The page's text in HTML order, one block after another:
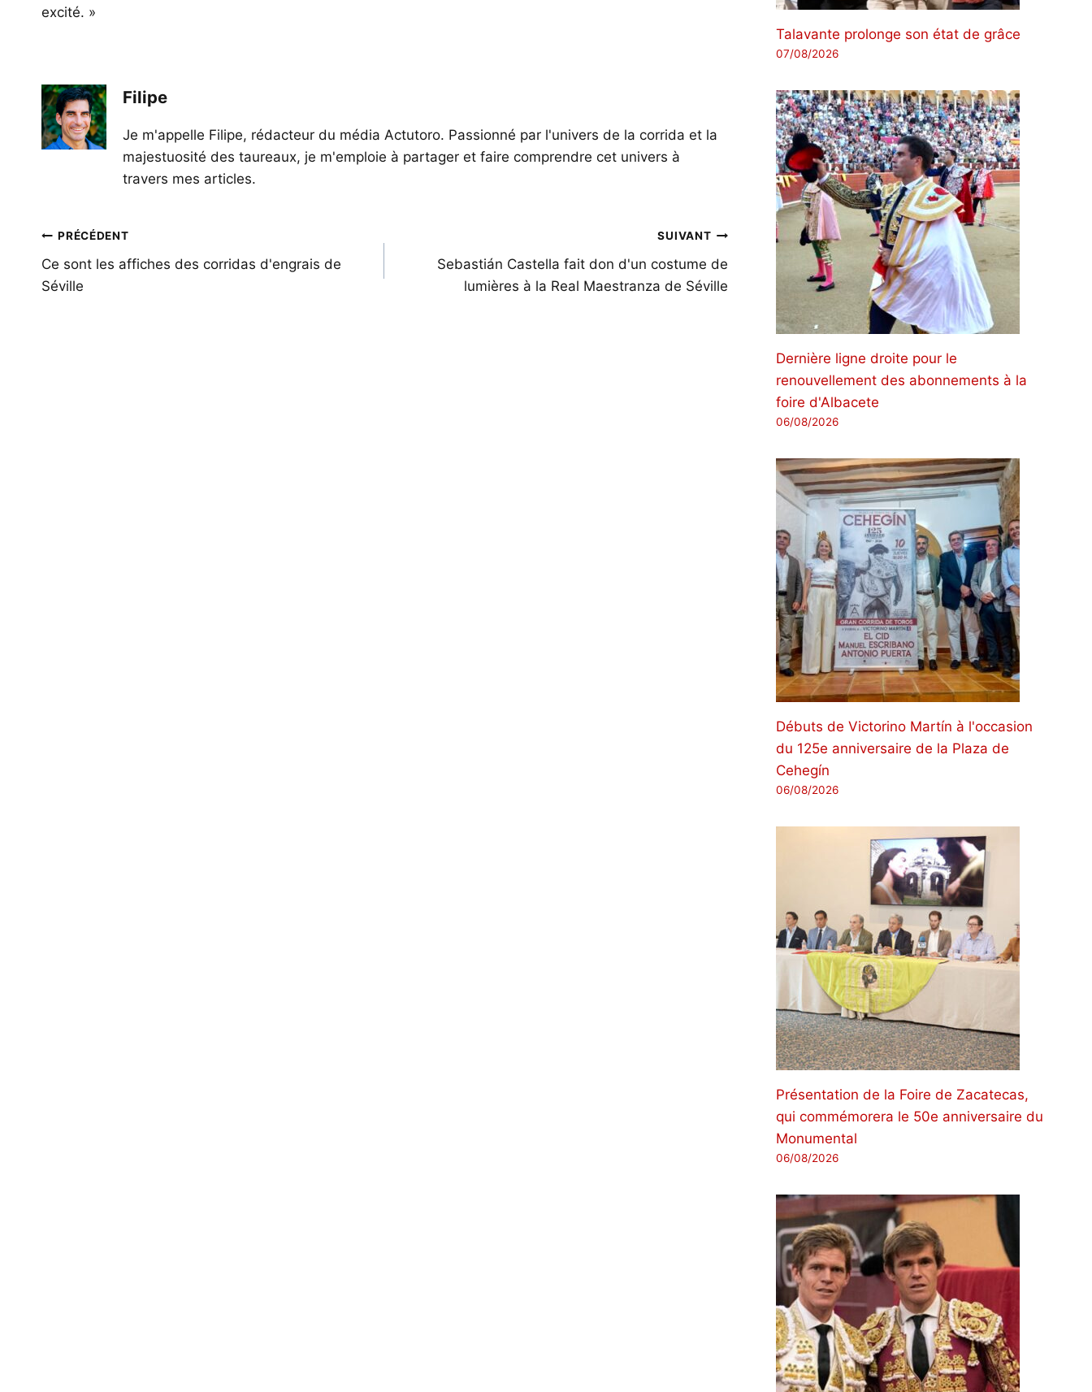
excité. »
Filipe
Je m'appelle Filipe, rédacteur du média Actutoro. Passionné par l'univers de la corrida et la
majestuosité des taureaux, je m'emploie à partager et faire comprendre cet univers à
travers mes articles.
Navigation
de
l’article
PRÉCÉDENT
Ce sont les affiches des corridas d'engrais de
Séville
SUIVANT
Sebastián Castella fait don d'un costume de
lumières à la Real Maestranza de Séville
Talavante prolonge son état de grâce
07/08/2026
Dernière ligne droite pour le
renouvellement des abonnements à la
foire d'Albacete
06/08/2026
Débuts de Victorino Martín à l'occasion
du 125e anniversaire de la Plaza de
Cehegín
06/08/2026
Présentation de la Foire de Zacatecas,
qui commémorera le 50e anniversaire du
Monumental
06/08/2026